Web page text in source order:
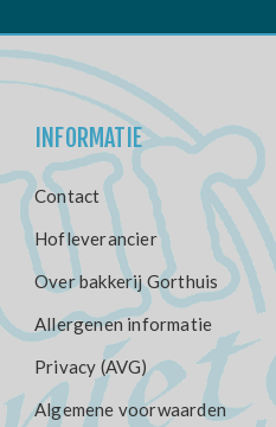
INFORMATIE
Contact
Hofleverancier
Over bakkerij Gorthuis
Allergenen informatie
Privacy (AVG)
Algemene voorwaarden